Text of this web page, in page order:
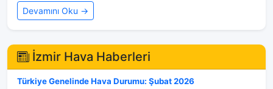
Devamını Oku →
İzmir Hava Haberleri
Türkiye Genelinde Hava Durumu: Şubat 2026